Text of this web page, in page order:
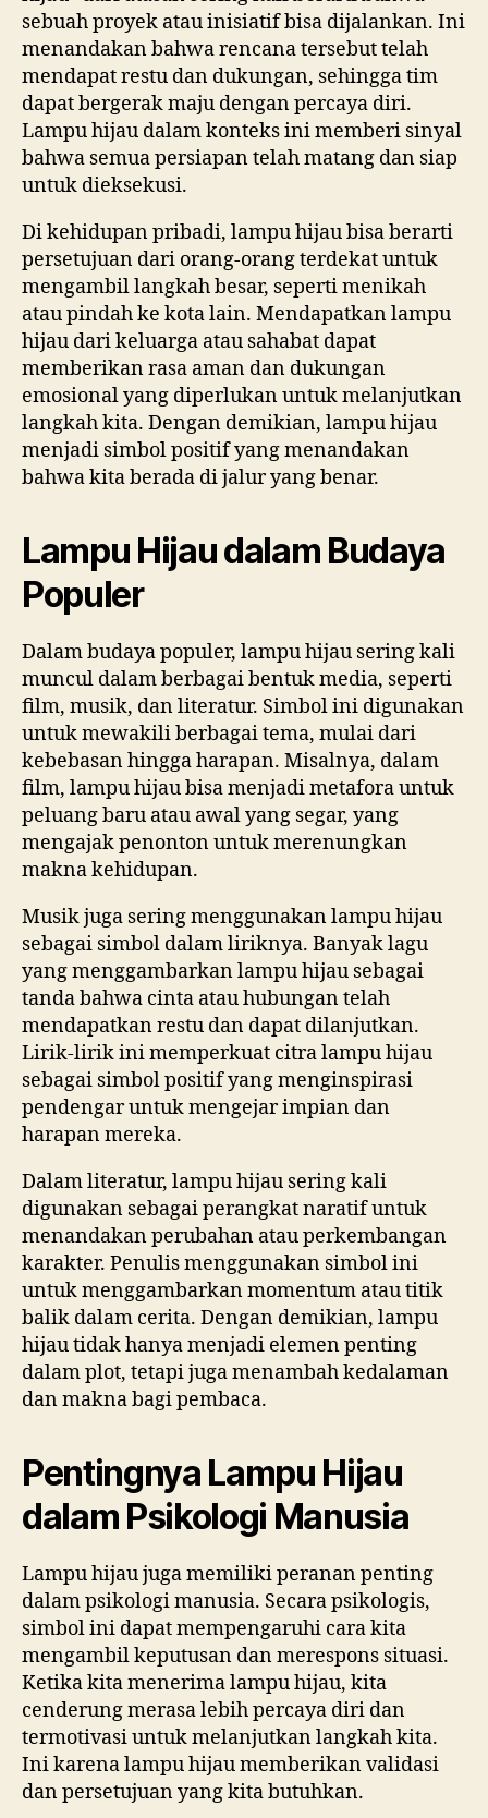
sebuah proyek atau inisiatif bisa dijalankan. Ini
menandakan bahwa rencana tersebut telah
mendapat restu dan dukungan, sehingga tim
dapat bergerak maju dengan percaya diri.
Lampu hijau dalam konteks ini memberi sinyal
bahwa semua persiapan telah matang dan siap
untuk dieksekusi.
Di kehidupan pribadi, lampu hijau bisa berarti
persetujuan dari orang-orang terdekat untuk
mengambil langkah besar, seperti menikah
atau pindah ke kota lain. Mendapatkan lampu
hijau dari keluarga atau sahabat dapat
memberikan rasa aman dan dukungan
emosional yang diperlukan untuk melanjutkan
langkah kita. Dengan demikian, lampu hijau
menjadi simbol positif yang menandakan
bahwa kita berada di jalur yang benar.
Lampu Hijau dalam Budaya
Populer
Dalam budaya populer, lampu hijau sering kali
muncul dalam berbagai bentuk media, seperti
film, musik, dan literatur. Simbol ini digunakan
untuk mewakili berbagai tema, mulai dari
kebebasan hingga harapan. Misalnya, dalam
film, lampu hijau bisa menjadi metafora untuk
peluang baru atau awal yang segar, yang
mengajak penonton untuk merenungkan
makna kehidupan.
Musik juga sering menggunakan lampu hijau
sebagai simbol dalam liriknya. Banyak lagu
yang menggambarkan lampu hijau sebagai
tanda bahwa cinta atau hubungan telah
mendapatkan restu dan dapat dilanjutkan.
Lirik-lirik ini memperkuat citra lampu hijau
sebagai simbol positif yang menginspirasi
pendengar untuk mengejar impian dan
harapan mereka.
Dalam literatur, lampu hijau sering kali
digunakan sebagai perangkat naratif untuk
menandakan perubahan atau perkembangan
karakter. Penulis menggunakan simbol ini
untuk menggambarkan momentum atau titik
balik dalam cerita. Dengan demikian, lampu
hijau tidak hanya menjadi elemen penting
dalam plot, tetapi juga menambah kedalaman
dan makna bagi pembaca.
Pentingnya Lampu Hijau
dalam Psikologi Manusia
Lampu hijau juga memiliki peranan penting
dalam psikologi manusia. Secara psikologis,
simbol ini dapat mempengaruhi cara kita
mengambil keputusan dan merespons situasi.
Ketika kita menerima lampu hijau, kita
cenderung merasa lebih percaya diri dan
termotivasi untuk melanjutkan langkah kita.
Ini karena lampu hijau memberikan validasi
dan persetujuan yang kita butuhkan.